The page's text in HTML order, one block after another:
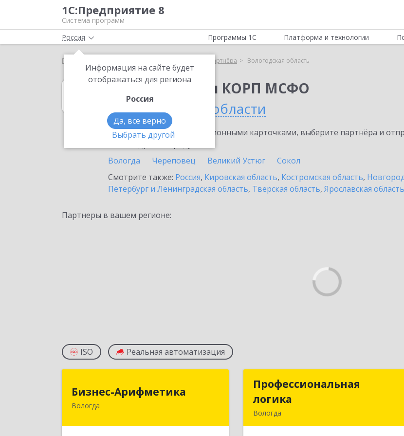
1С:Предприятие 8
Система программ
Россия
Информация на сайте будет
отображаться для региона
Россия
Да, все верно
Выбрать другой
Программы 1С Платформа и технологии
Главная Выбор партнёра Вологодская область
1С:Бухгалтерия КОРП МСФО
в Вологодской области
Ознакомьтесь с информационными карточками, выберите партнёра и
Вологда
Череповец Великий Устюг
Сокол
Смотрите также: Россия, Кировская область, Костромская область,
Петербург и Ленинградская область, Тверская область, Ярославская область
Партнеры в вашем регионе:
ISO Реальная автоматизация
Бизнес-Арифметика
Вологда
Бизнес-Арифметика
160025, Вологодская обл, Вологда г,
Профессиональная
логика
Вологда
Профессиональная